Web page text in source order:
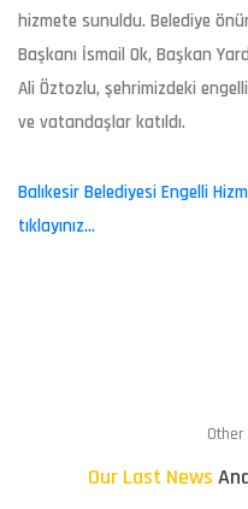
hizmete sunuldu. Belediye
Başkanı İsmail Ok, Başkan
Ali Öztozlu, şehrimizdeki
ve vatandaşlar katıldı.
Balıkesir Belediyesi Engelli
tıklayınız...
Our Last News